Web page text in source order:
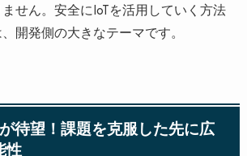
せん。安全にIoTを活用していく方法
開発側の大きなテーマです。
待望！課題を克服した先に広
性